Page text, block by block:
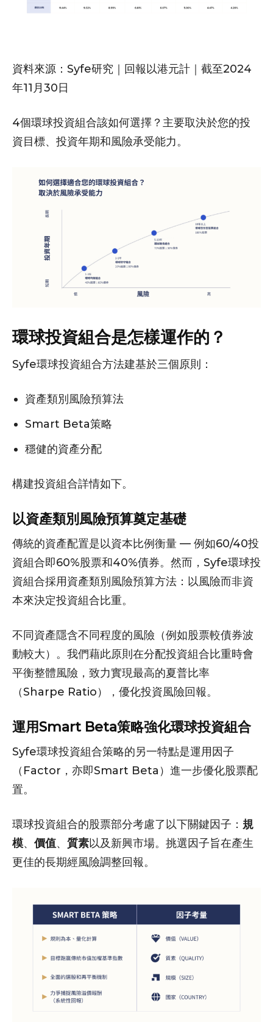
資料來源：Syfe研究｜回報以港元計｜截至2024
年11月30日
4個環球投資組合該如何選擇？主要取決於您的投
資目標、投資年期和風險承受能力。
環球投資組合是怎樣運作的？
Syfe環球投資組合方法建基於三個原則：
資產類別風險預算法
Smart Beta策略
穩健的資產分配
構建投資組合詳情如下。
以資產類別風險預算奠定基礎
傳統的資產配置是以資本比例衡量 — 例如60/40投
資組合即60%股票和40%債券。然而，Syfe環球投
資組合採用資產類別風險預算方法：以風險而非資
本來決定投資組合比重。
不同資產隱含不同程度的風險（例如股票較債券波
動較大）。我們藉此原則在分配投資組合比重時會
平衡整體風險，致力實現最高的夏普比率
（Sharpe Ratio），優化投資風險回報。
運用Smart Beta策略強化環球投資組合
Syfe環球投資組合策略的另一特點是運用因子
（Factor，亦即Smart Beta）進一步優化股票配
置。
環球投資組合的股票部分考慮了以下關鍵因子： 規
模、 價值、 質素以及新興市場。挑選因子旨在產生
更佳的長期經風險調整回報。